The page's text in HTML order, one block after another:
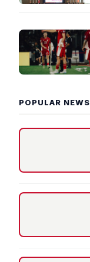
POPULAR NEWS